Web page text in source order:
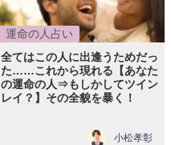
運命の人占い
全てはこの人に出逢うためだっ
た……これから現れる【あなた
の運命の人⇒もしかしてツイン
レイ？】その全貌を暴く！
小松孝彰